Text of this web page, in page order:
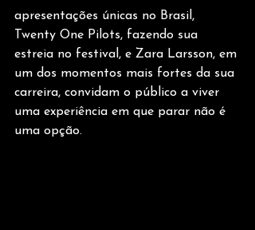
apresentações únicas no Brasil,
Twenty One Pilots, fazendo sua
estreia no festival, e Zara Larsson, em
um dos momentos mais fortes da sua
carreira, convidam o público a viver
uma experiência em que parar não é
uma opção.